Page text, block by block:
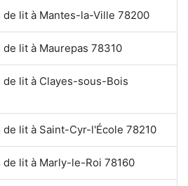
lit à Mantes-la-Ville 78200
lit à Maurepas 78310
lit à Clayes-sous-Bois
lit à Saint-Cyr-l'École 78210
lit à Marly-le-Roi 78160